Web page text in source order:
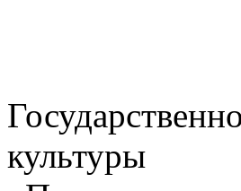
культуры